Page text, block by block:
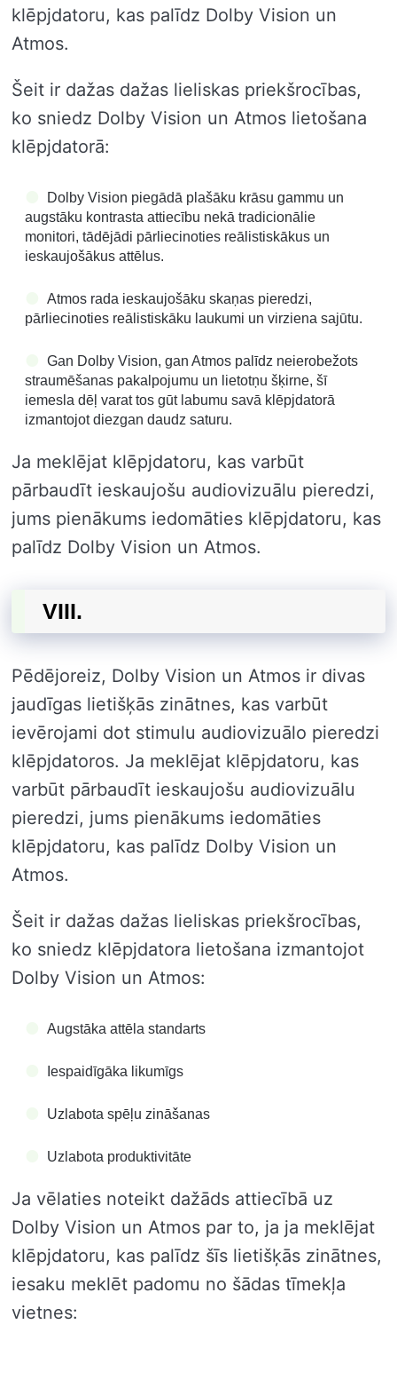
klēpjdatoru, kas palīdz Dolby Vision un
Atmos.
Šeit ir dažas dažas lieliskas priekšrocības,
ko sniedz Dolby Vision un Atmos lietošana
klēpjdatorā:
Dolby Vision piegādā plašāku krāsu gammu un
augstāku kontrasta attiecību nekā tradicionālie
monitori, tādējādi pārliecinoties reālistiskākus un
ieskaujošākus attēlus.
Atmos rada ieskaujošāku skaņas pieredzi,
pārliecinoties reālistiskāku laukumi un virziena sajūtu.
Gan Dolby Vision, gan Atmos palīdz neierobežots
straumēšanas pakalpojumu un lietotņu šķirne, šī
iemesla dēļ varat tos gūt labumu savā klēpjdatorā
izmantojot diezgan daudz saturu.
Ja meklējat klēpjdatoru, kas varbūt
pārbaudīt ieskaujošu audiovizuālu pieredzi,
jums pienākums iedomāties klēpjdatoru, kas
palīdz Dolby Vision un Atmos.
VIII.
Pēdējoreiz, Dolby Vision un Atmos ir divas
jaudīgas lietišķās zinātnes, kas varbūt
ievērojami dot stimulu audiovizuālo pieredzi
klēpjdatoros. Ja meklējat klēpjdatoru, kas
varbūt pārbaudīt ieskaujošu audiovizuālu
pieredzi, jums pienākums iedomāties
klēpjdatoru, kas palīdz Dolby Vision un
Atmos.
Šeit ir dažas dažas lieliskas priekšrocības,
ko sniedz klēpjdatora lietošana izmantojot
Dolby Vision un Atmos:
Augstāka attēla standarts
Iespaidīgāka likumīgs
Uzlabota spēļu zināšanas
Uzlabota produktivitāte
Ja vēlaties noteikt dažāds attiecībā uz
Dolby Vision un Atmos par to, ja ja meklējat
klēpjdatoru, kas palīdz šīs lietišķās zinātnes,
iesaku meklēt padomu no šādas tīmekļa
vietnes: